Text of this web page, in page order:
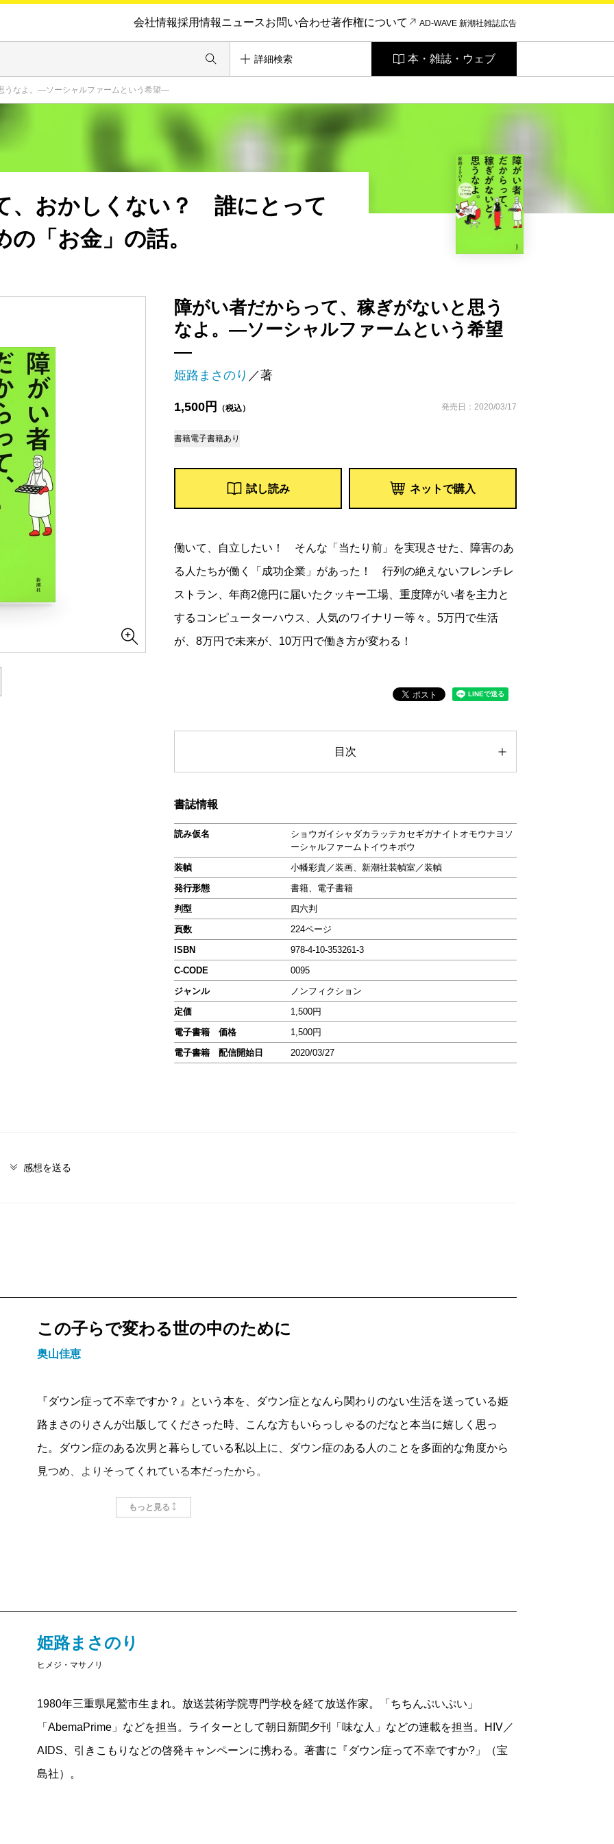
会社情報採用情報ニュースお問い合わせ著作権について AD-WAVE 新潮社雑誌広告
詳細検索 本・雑誌・ウェブ
うなよ。―ソーシャルファームという希望―
障がい者だからって、稼ぎがないと思う
なよ。―ソーシャルファームという希望
―
姫路まさのり ／著
1,500円 （税込） 発売日：2020/03/17
書籍電子書籍あり
試し読み ネットで購入
、おかしくない？ 誰にとって
「お金」の話。
働いて、自立したい！ そんな「当たり前」を実現させた、障害のあ
る人たちが働く「成功企業」があった！ 行列の絶えないフレンチレ
ストラン、年商2億円に届いたクッキー工場、重度障がい者を主力と
するコンピューターハウス、人気のワイナリー等々。5万円で生活
が、8万円で未来が、10万円で働き方が変わる！
目次
書誌情報
読み仮名
ショウガイシャダカラッテカセギガナイトオモウナヨソ
ーシャルファームトイウキボウ
装幀
小幡彩貴／装画、新潮社装幀室／装幀
発行形態
書籍、電子書籍
判型
四六判
頁数
224ページ
ISBN
978-4-10-353261-3
C-CODE
0095
ジャンル
ノンフィクション
定価
1,500円
電子書籍 価格
1,500円
電子書籍 配信開始日
2020/03/27
感想を送る
この子らで変わる世の中のために
奥山佳恵
『ダウン症って不幸ですか？』という本を、ダウン症となんら関わりのない生活を送っている姫
路まさのりさんが出版してくださった時、こんな方もいらっしゃるのだなと本当に嬉しく思っ
た。ダウン症のある次男と暮らしている私以上に、ダウン症のある人のことを多面的な角度から
見つめ、よりそってくれている本だったから。
その一冊の存在でじゅうぶん感動していたところに、さらに上回る本がこの『障がい者だから
って、稼ぎがないと思うなよ。―ソーシャルファームという希望―』でした。障がいのある人が
「障がい」という言葉を聞くと、ほとんどの人は身構えてしまうと思う。なんだか怖いし、でき
たら関わりたくない。大変そうだね、と他人事。ダウン症のある次男を授かる前の私自身がそう
実となって初めて私が感じたのは「あれ？ これ、おんなじ子育て」だということ。知ってみる
と大したことない。もっというと、大差がない。事実、我が家においては健常者と言われている
長男の子育ての方が、今でも苦労をしています（笑）。障がいを恐れることなかれ。同じ、個性
がある人間にすぎません。今では心からそう言えます。そして、それは決して特別なことでもな
もっと見る
姫路まさのり
ヒメジ・マサノリ
1980年三重県尾鷲市生まれ。放送芸術学院専門学校を経て放送作家。「ちちんぷいぷい」
「AbemaPrime」などを担当。ライターとして朝日新聞夕刊「味な人」などの連載を担当。HIV／
AIDS、引きこもりなどの啓発キャンペーンに携わる。著書に『ダウン症って不幸ですか?」（宝
島社）。